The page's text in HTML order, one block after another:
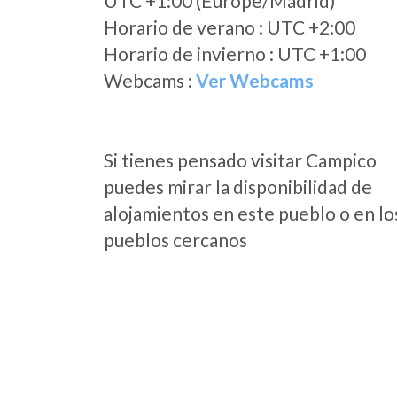
Horario de verano : UTC +2:00
Horario de invierno : UTC +1:00
Webcams : Ver Webcams
Si tienes pensado visitar Campico
puedes mirar la disponibilidad de
alojamientos en este pueblo o en
pueblos cercanos